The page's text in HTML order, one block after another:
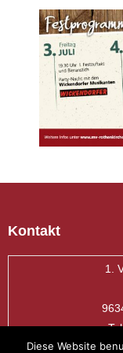
Kontakt
1.
Diese Website